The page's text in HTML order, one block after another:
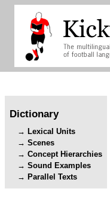
Dictionary
Lexical Units
Scenes
Concept Hierarchies
Sound Examples
Parallel Texts